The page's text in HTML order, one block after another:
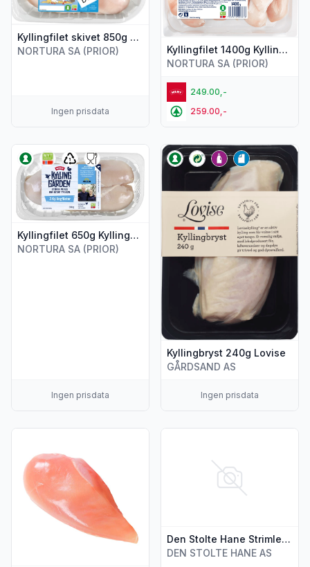
Kyllingfilet skivet 850g Prior
NORTURA SA (PRIOR)
Ingen prisdata
Kyllingfilet 1400g Kyllinggården
NORTURA SA (PRIOR)
249.00,-
259.00,-
Kyllingfilet 650g Kyllinggården
NORTURA SA (PRIOR)
Ingen prisdata
Vis flere detaljer for produktet "Kyllingfilet 650g
Kyllingbryst 240g Lovise
GÅRDSAND AS
Ingen prisdata
Vis flere detaljer for
Den Stolte Hane Strimlet Kylling Lårkjøtt Tomatp.
DEN STOLTE HANE AS